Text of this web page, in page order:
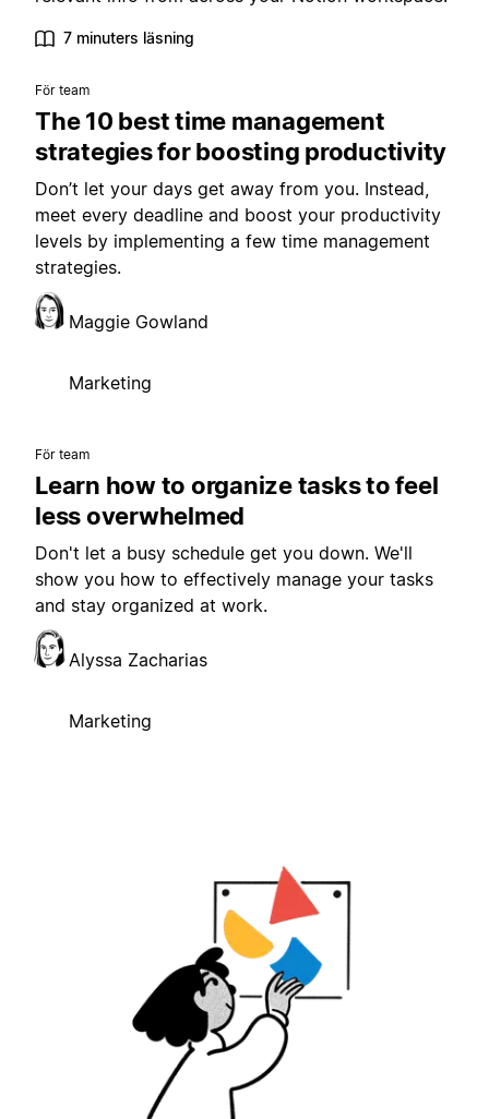
7 minuters läsning
För team
The 10 best time management
strategies for boosting productivity
Don’t let your days get away from you. Instead,
meet every deadline and boost your productivity
levels by implementing a few time management
strategies.
Maggie Gowland
Marketing
För team
Learn how to organize tasks to feel
less overwhelmed
Don't let a busy schedule get you down. We'll
show you how to effectively manage your tasks
and stay organized at work.
Alyssa Zacharias
Marketing